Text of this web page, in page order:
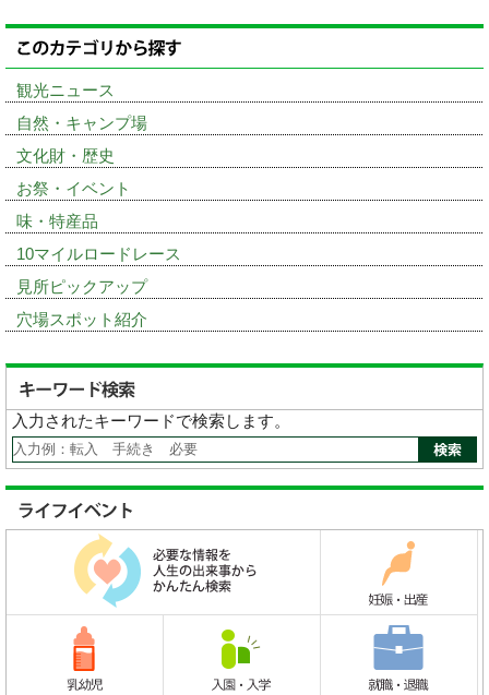
観光ニュース
自然・キャンプ場
文化財・歴史
お祭・イベント
味・特産品
10マイルロードレース
見所ピックアップ
穴場スポット紹介
入力されたキーワードで検索します。